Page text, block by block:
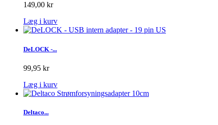
149,00 kr
Læg i kurv
DeLOCK -...
99,95 kr
Læg i kurv
Deltaco...